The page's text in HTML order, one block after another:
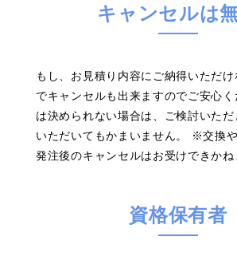
キャンセルは
もし、お見積り内容にご納得いただ
でキャンセルも出来ますのでご安心
は決められない場合は、ご検討いた
いただいてもかまいません。 ※交換
発注後のキャンセルはお受けできかね
資格保有者